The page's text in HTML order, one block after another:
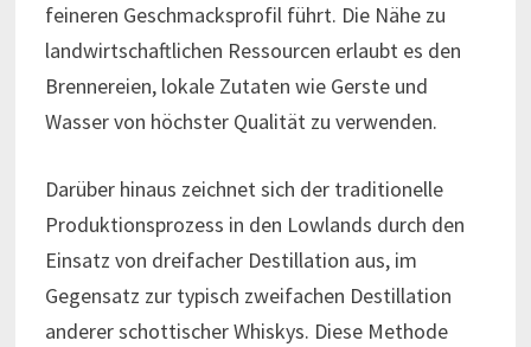
feineren Geschmacksprofil führt. Die Nähe zu
landwirtschaftlichen Ressourcen erlaubt es den
Brennereien, lokale Zutaten wie Gerste und
Wasser von höchster Qualität zu verwenden.
Darüber hinaus zeichnet sich der traditionelle
Produktionsprozess in den Lowlands durch den
Einsatz von dreifacher Destillation aus, im
Gegensatz zur typisch zweifachen Destillation
anderer schottischer Whiskys. Diese Methode